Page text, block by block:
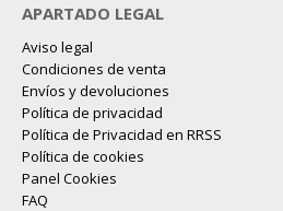
APARTADO LEGAL
Aviso legal
Condiciones de venta
Envíos y devoluciones
Política de privacidad
Política de Privacidad en RRSS
Política de cookies
Panel Cookies
FAQ